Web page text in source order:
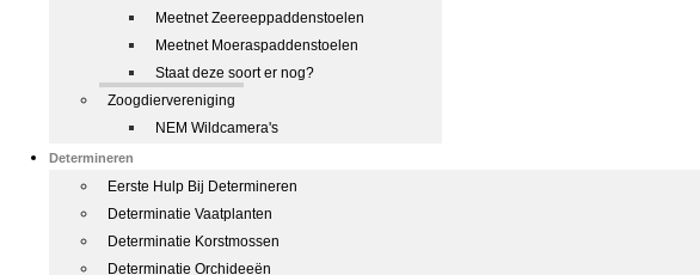
Meetnet Zeereeppaddenstoelen
Meetnet Moeraspaddenstoelen
Staat deze soort er nog?
Zoogdiervereniging
NEM Wildcamera's
Determineren
Eerste Hulp Bij Determineren
Determinatie Vaatplanten
Determinatie Korstmossen
Determinatie Orchideeën